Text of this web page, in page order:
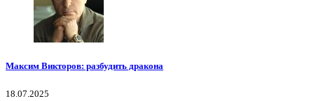
Максим Викторов: разбудить дракона
18.07.2025